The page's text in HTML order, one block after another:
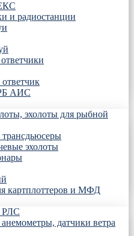
и радиостанции
АИС
эхолоты для рыбной
трансдьюсеры
эхолоты
картплоттеров и МФД
РЛС
датчики ветра